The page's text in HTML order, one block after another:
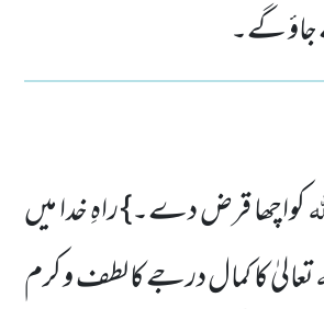
جاؤ گے۔
کواچھا قرض دے۔} راہِ خدا میں
تعالیٰ کا کمال درجے کا لطف و کرم